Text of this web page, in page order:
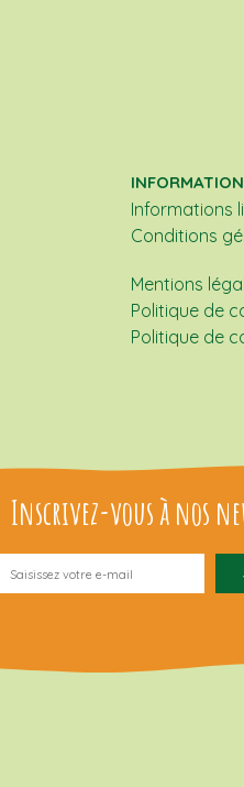
Informations
Conditions
Mentions
Politique de
Politique de
Inscrivez-vous à nos